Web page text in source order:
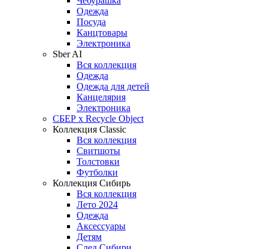
Одежда
Посуда
Канцтовары
Электроника
Sber AI
Вся коллекция
Одежда
Одежда для детей
Канцелярия
Электроника
СБЕР x Recycle Object
Коллекция Classic
Вся коллекция
Свитшоты
Толстовки
Футболки
Коллекция Сибирь
Вся коллекция
Лето 2024
Одежда
Аксессуары
Детям